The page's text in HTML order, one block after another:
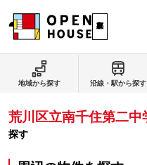
地域から探す 沿線・駅から探す
荒川区立南千住第二中
探す